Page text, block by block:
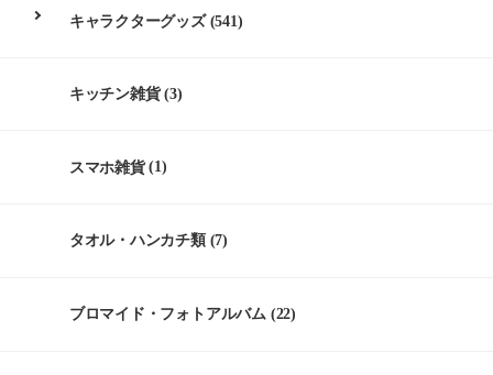
キャラクターグッズ(541)
キッチン雑貨(3)
スマホ雑貨(1)
タオル・ハンカチ類(7)
ブロマイド・フォトアルバム (22)